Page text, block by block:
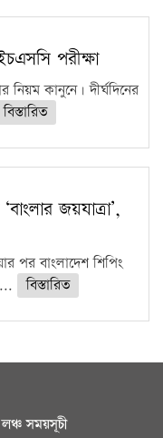
পরীক্ষা
কানুনে। দীর্ঘদিনের
বিস্তারিত
জয়যাত্রা’,
পর বাংলাদেশ শিপিং
বিস্তারিত
লঞ্চ সময়সূচী